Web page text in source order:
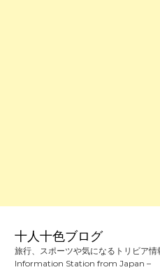
十人十色ブログ
旅行、スポーツや気になるトリビア
Information Station from Japan –